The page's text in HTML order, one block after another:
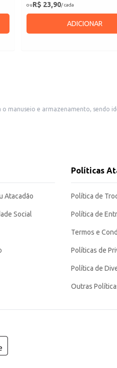
ouR$ 23,90/ cada
ADICIONAR
tipos de clientes, desde
Atacadão
Social
Políticas
Política de
Política de
Termos e
Políticas de
Política de
Outras